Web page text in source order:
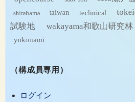
shirahama taiwan technical
試験地
wakayama和歌山研究林
yokonami
（構成員専用）
ログイン